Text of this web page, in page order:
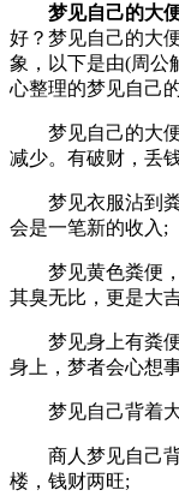
梦见自己的大
好？梦见自己的大
象，以下是由(周公
心整理的梦见自己
梦见自己的大便
减少。有破财，丢
梦见衣服沾到粪
会是一笔新的收入;
梦见黄色粪便，
其臭无比，更是大
梦见身上有粪便
身上，梦者会心想
梦见自己背着大
商人梦见自己背
楼，钱财两旺;